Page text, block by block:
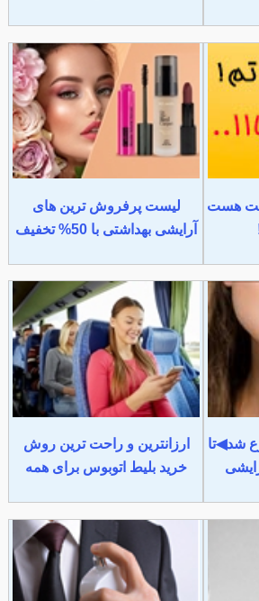
هست
لیست پرفروش ترین های
آرایشی بهداشتی با 50% تخفیف
شد◀تا
ارزانترین و راحت ترین روش
خرید بلیط اتوبوس برای همه